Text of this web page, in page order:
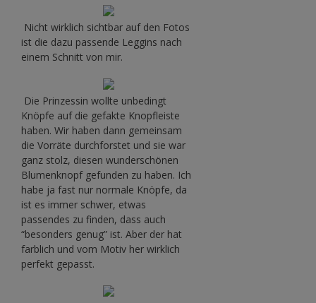
Nicht wirklich sichtbar auf den Fotos
ist die dazu passende Leggins nach
einem Schnitt von mir.
Die Prinzessin wollte unbedingt
Knöpfe auf die gefakte Knopfleiste
haben. Wir haben dann gemeinsam
die Vorräte durchforstet und sie war
ganz stolz, diesen wunderschönen
Blumenknopf gefunden zu haben. Ich
habe ja fast nur normale Knöpfe, da
ist es immer schwer, etwas
passendes zu finden, dass auch
“besonders genug” ist. Aber der hat
farblich und vom Motiv her wirklich
perfekt gepasst.